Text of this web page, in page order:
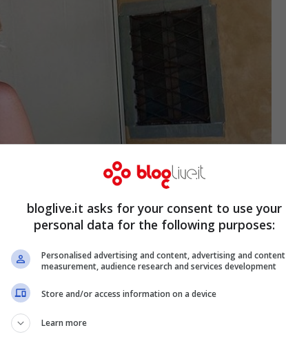
Croce. Poche ore fa, nella tarda
valletta Mediaset ha condiviso un
bloglive.it asks for your consent to use your
personal data for the following purposes:
Personalised advertising and content, advertising and content
measurement, audience research and services development
Store and/or access information on a device
Learn more